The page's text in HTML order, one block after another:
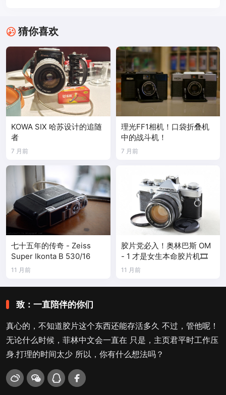
猜你喜欢
KOWA SIX 哈苏设计的追随
者
7 月前
理光FF1相机！口袋折叠机
中的战斗机！
7 月前
七十五年的传奇 - Zeiss
Super Ikonta B 530/16
11 月前
胶片党必入！奥林巴斯 OM
- 1 才是女生本命胶片机🎞️
11 月前
致：一直陪伴的你们
真心的，不知道胶片这个东西还能存活多久 不过，管他呢！
无论什么时候，菲林中文会一直在 只是，主页君平时工作压
身.打理的时间太少 所以，你有什么想法吗？